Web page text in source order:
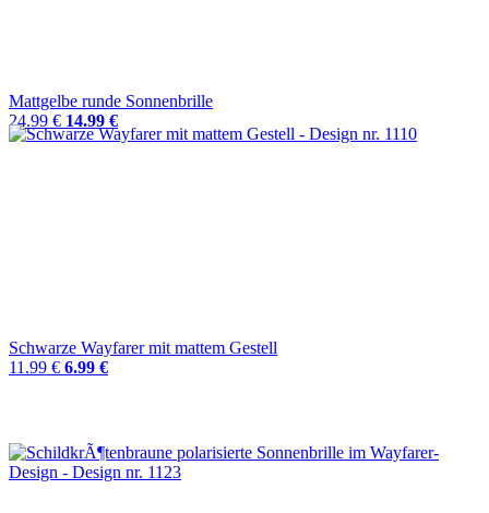
Mattgelbe runde Sonnenbrille
24.99 € 14.99 €
Schwarze Wayfarer mit mattem Gestell
11.99 € 6.99 €